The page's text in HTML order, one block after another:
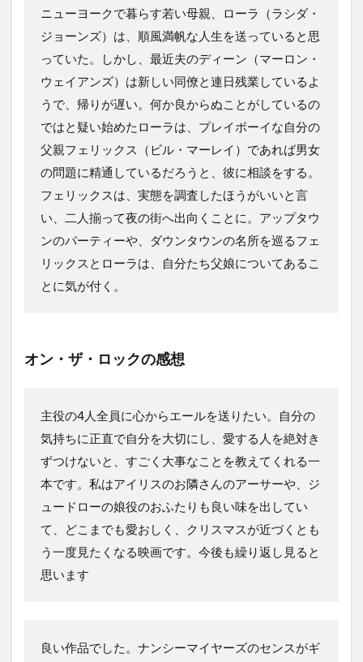
ニューヨークで暮らす若い母親、ローラ（ラシダ・
ジョーンズ）は、順風満帆な人生を送っていると思
っていた。しかし、最近夫のディーン（マーロン・
ウェイアンズ）は新しい同僚と連日残業しているよ
うで、帰りが遅い。何か良からぬことがしているの
ではと疑い始めたローラは、プレイボーイな自分の
父親フェリックス（ビル・マーレイ）であれば男女
の問題に精通しているだろうと、彼に相談をする。
フェリックスは、実態を調査したほうがいいと言
い、二人揃って夜の街へ出向くことに。アップタウ
ンのパーティーや、ダウンタウンの名所を巡るフェ
リックスとローラは、自分たち父娘についてあるこ
とに気が付く。
オン・ザ・ロックの感想
主役の4人全員に心からエールを送りたい。自分の
気持ちに正直で自分を大切にし、愛する人を絶対き
ずつけないと、すごく大事なことを教えてくれる一
本です。私はアイリスのお隣さんのアーサーや、ジ
ュードローの娘役のおふたりも良い味を出してい
て、どこまでも愛おしく、クリスマスが近づくとも
う一度見たくなる映画です。今後も繰り返し見ると
思います
良い作品でした。ナンシーマイヤーズのセンスがギ